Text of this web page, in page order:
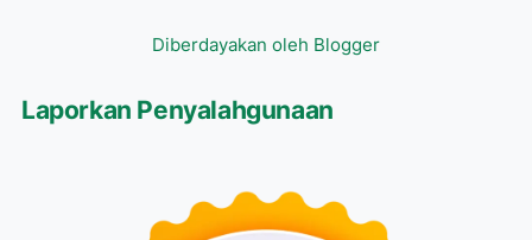
Diberdayakan oleh Blogger
Laporkan Penyalahgunaan